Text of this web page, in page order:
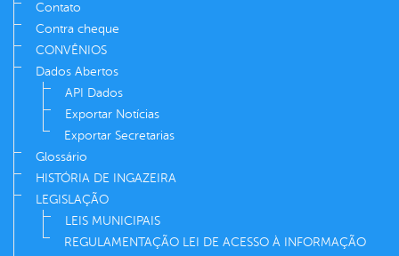
Contato
Contra cheque
CONVÊNIOS
Dados Abertos
API Dados
Exportar Notícias
Exportar Secretarias
Glossário
HISTÓRIA DE INGAZEIRA
LEGISLAÇÃO
LEIS MUNICIPAIS
REGULAMENTAÇÃO LEI DE ACESSO À INFORMAÇÃO